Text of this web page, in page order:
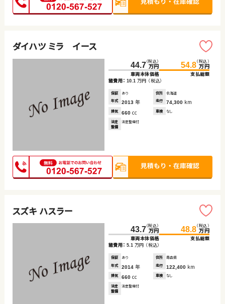
ダイハツ ミラ イース
44.7（税込）
万円
車両本体価格
54.8（税込）
万円
支払総額
諸費用： 10.1 万円 （税込）
保証 あり 住所
北海道
年式
2013 年 走行 74,300 km
排気 660 cc 車検 なし
法定
整備
法定整備付
スズキ ハスラー
43.7（税込）
万円
車両本体価格
48.8（税込）
万円
支払総額
諸費用： 5.1 万円 （税込）
保証 あり 住所
青森県
年式
2014 年 走行 122,400 km
排気 660 cc 車検 なし
法定
整備
法定整備付